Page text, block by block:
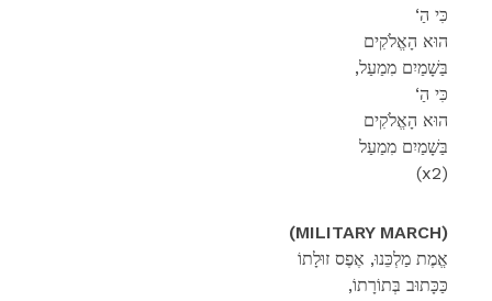
‘כִּי הַ
הוּא הָאֱלֹקִים
,בַּשָׁמַיִם מִמַעַל
‘כִּי הַ
הוּא הָאֱלֹקִים
בַּשָׁמַיִם מִמַעַל
(x2)
(MILITARY MARCH)
אֱמֶת מַלְכֵּנוּ, אֶפֶס זוּלָתוֹ
,כַּכָּתוּב בְּתוֹרָתוֹ